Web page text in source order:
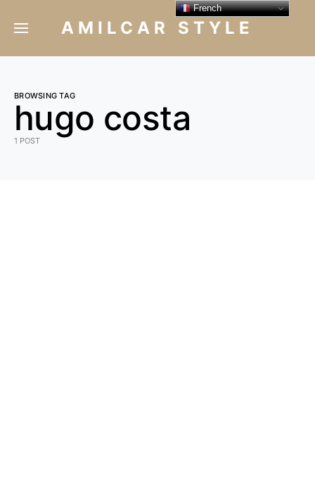
AMILCAR STYLE
BROWSING TAG
hugo costa
1 POST
French